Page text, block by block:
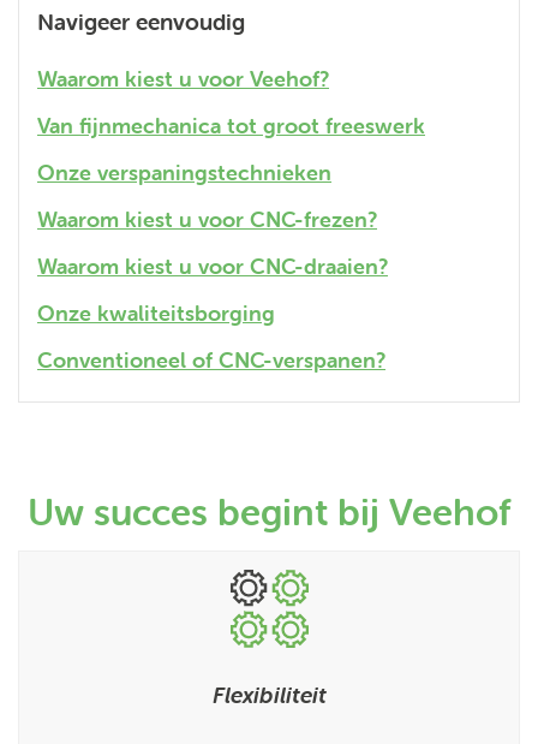
Navigeer eenvoudig
Waarom kiest u voor Veehof?
Van fijnmechanica tot groot freeswerk
Onze verspaningstechnieken
Waarom kiest u voor CNC-frezen?
Waarom kiest u voor CNC-draaien?
Onze kwaliteitsborging
Conventioneel of CNC-verspanen?
Uw succes begint bij Veehof
Flexibiliteit